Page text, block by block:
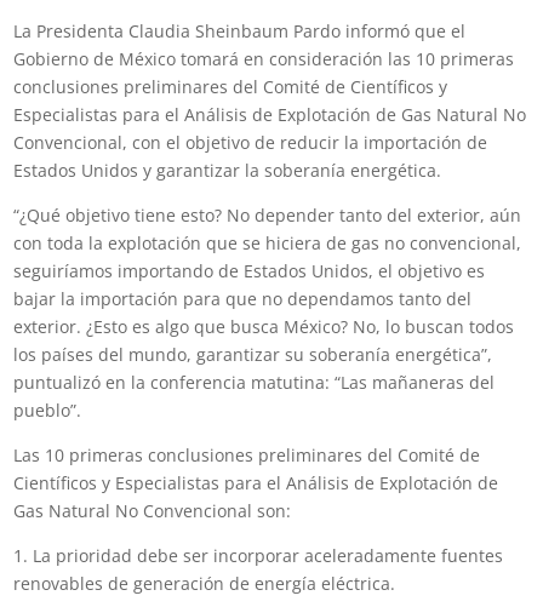
La Presidenta Claudia Sheinbaum Pardo informó que el
Gobierno de México tomará en consideración las 10 primeras
conclusiones preliminares del Comité de Científicos y
Especialistas para el Análisis de Explotación de Gas Natural No
Convencional, con el objetivo de reducir la importación de
Estados Unidos y garantizar la soberanía energética.
“¿Qué objetivo tiene esto? No depender tanto del exterior, aún
con toda la explotación que se hiciera de gas no convencional,
seguiríamos importando de Estados Unidos, el objetivo es
bajar la importación para que no dependamos tanto del
exterior. ¿Esto es algo que busca México? No, lo buscan todos
los países del mundo, garantizar su soberanía energética”,
puntualizó en la conferencia matutina: “Las mañaneras del
pueblo”.
Las 10 primeras conclusiones preliminares del Comité de
Científicos y Especialistas para el Análisis de Explotación de
Gas Natural No Convencional son:
1. La prioridad debe ser incorporar aceleradamente fuentes
renovables de generación de energía eléctrica.